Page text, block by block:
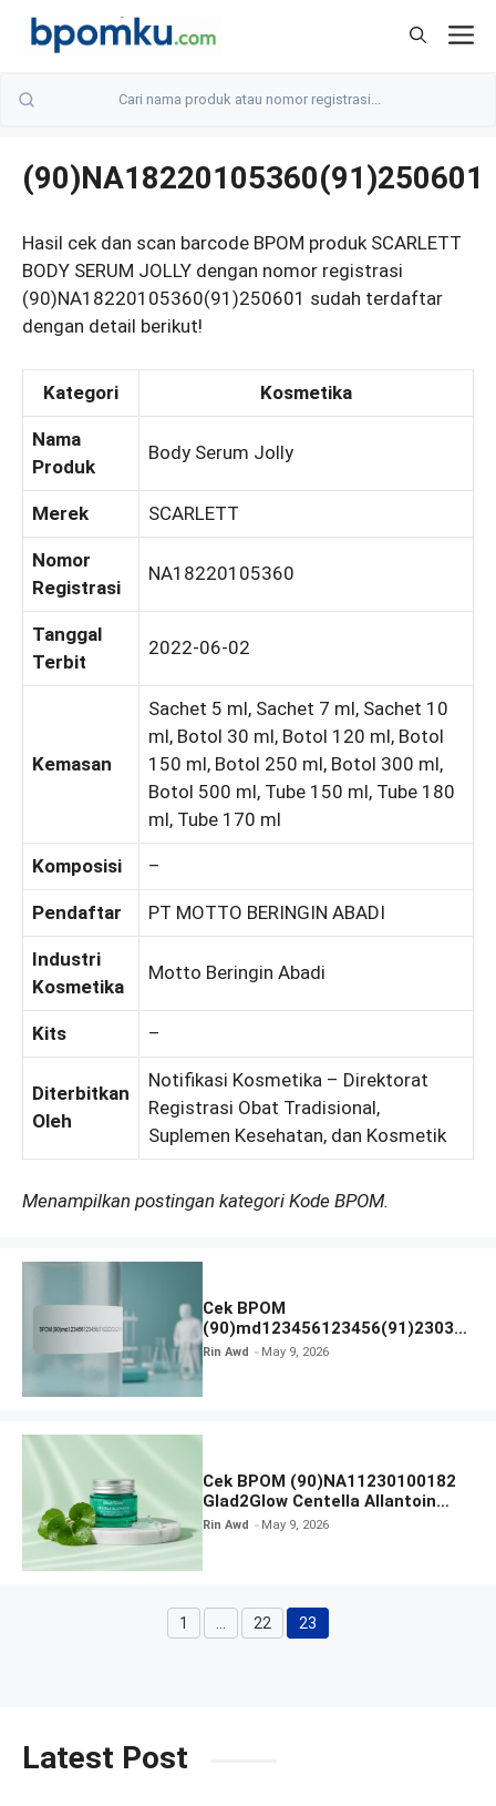
Skip
(90)NA18220105360(91)250601
Hasil cek dan scan barcode BPOM produk SCARLETT
BODY SERUM JOLLY dengan nomor registrasi
(90)NA18220105360(91)250601 sudah terdaftar
dengan detail berikut!
Kategori Kosmetika
Nama
Produk
Body Serum Jolly
Merek SCARLETT
Nomor
Registrasi
NA18220105360
Tanggal
Terbit
2022-06-02
Kemasan
Sachet 5 ml, Sachet 7 ml, Sachet 10
ml, Botol 30 ml, Botol 120 ml, Botol
150 ml, Botol 250 ml, Botol 300 ml,
Botol 500 ml, Tube 150 ml, Tube 180
ml, Tube 170 ml
Komposisi –
Pendaftar PT MOTTO BERINGIN ABADI
Industri
Kosmetika
Motto Beringin Abadi
Kits –
Diterbitkan
Oleh
Notifikasi Kosmetika – Direktorat
Registrasi Obat Tradisional,
Suplemen Kesehatan, dan Kosmetik
Menampilkan postingan kategori Kode BPOM.
Cek BPOM
(90)md123456123456(91)23031
2 Apakah Terdaftar?
Rin Awd May 9, 2026
Cek BPOM (90)NA11230100182
Glad2Glow Centella Allantoin
Soothing Gel Moisturizer
Rin Awd May 9, 2026
Page
1 Page
22 Page
23
Latest Post